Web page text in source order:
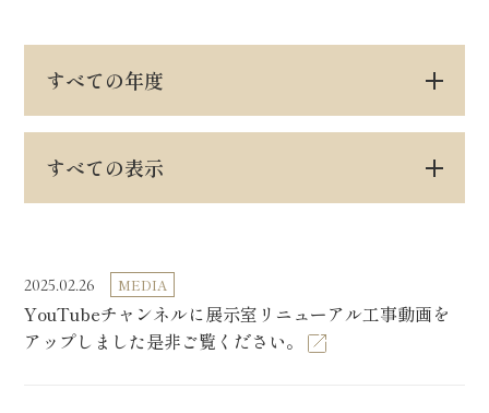
すべての年度
すべての表示
2025.02.26 MEDIA
YouTubeチャンネルに展示室リニューアル工事動画を
アップしました是非ご覧ください。